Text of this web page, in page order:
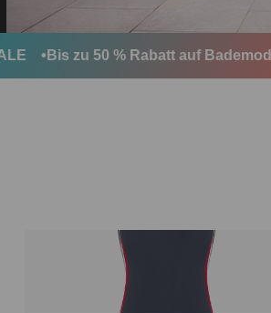
Bis zu 50 % Rabatt auf Bademode